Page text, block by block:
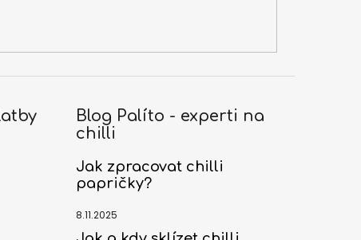
Blog Palíto - experti na
chilli
Jak zpracovat chilli
papričky?
8.11.2025